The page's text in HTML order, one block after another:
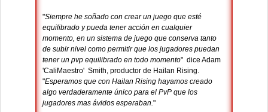
"Siempre he soñado con crear un juego que esté
equilibrado y pueda tener acción en cualquier
momento, en un sistema de juego que conserva tanto
de subir nivel como permitir que los jugadores puedan
tener un pvp equilibrado en todo momento" dice Adam
'CaliMaestro' Smith, productor de Hailan Rising.
"Esperamos que con Hailan Rising hayamos creado
algo verdaderamente único para el PvP que los
jugadores mas ávidos esperaban."